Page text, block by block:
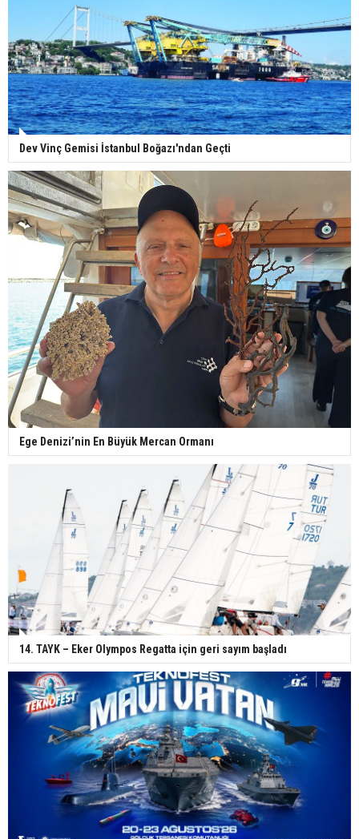
Dev Vinç Gemisi İstanbul Boğazı'ndan Geçti
Ege Denizi’nin En Büyük Mercan Ormanı
14. TAYK – Eker Olympos Regatta için geri sayım başladı